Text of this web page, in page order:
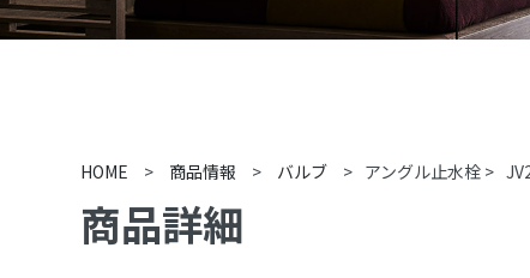
HOME > 商品情報 > バルブ > アングル止水栓 >
商品詳細